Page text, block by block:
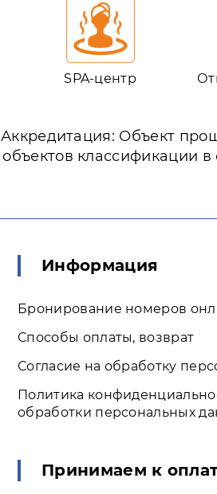
SPA-центр
Аккредитация: Объект
классификации в
Информация
Бронирование номеров
Способы оплаты, возврат
Согласие на обработку
Политика
обработки персональных
Принимаем к